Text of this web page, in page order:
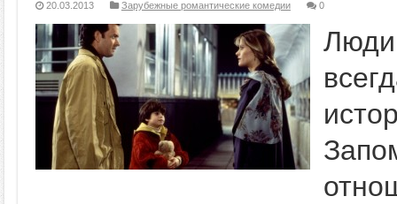
20.03.2013 Зарубежные романтические комедии 0